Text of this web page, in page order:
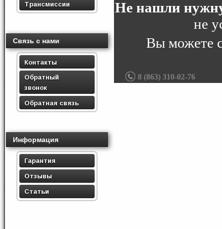
Трансмиссии
Связь с нами
Контакты
Обратный
звонок
Обратная связь
Информация
Гарантия
Отзывы
Статьи
Не нашли
не
Вы можете
8 (863) 310-02-76